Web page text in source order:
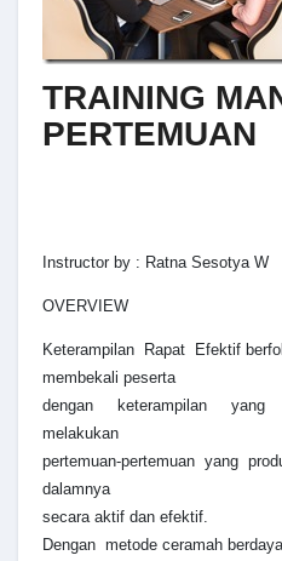
TRAINING
PERTEMUAN
Instructor by : Ratna Sesotya W
OVERVIEW
Keterampilan Rapat Efektif
membekali peserta
dengan keterampilan
melakukan
pertemuan-pertemuan yang
dalamnya
secara aktif dan efektif.
Dengan metode ceramah